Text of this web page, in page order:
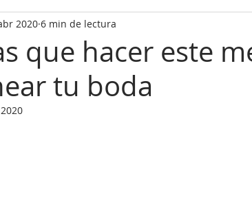
Decoración & Diseño
Corporativo Locaciones sin igual
que hacer este
tu boda
2020 6 min de lectura